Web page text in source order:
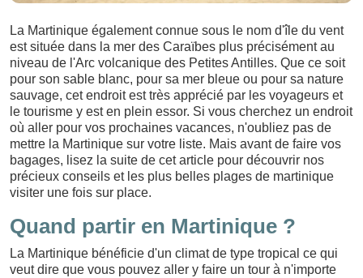
La Martinique également connue sous le nom d'île du vent
est située dans la mer des Caraïbes plus précisément au
niveau de l'Arc volcanique des Petites Antilles. Que ce soit
pour son sable blanc, pour sa mer bleue ou pour sa nature
sauvage, cet endroit est très apprécié par les voyageurs et
le tourisme y est en plein essor. Si vous cherchez un endroit
où aller pour vos prochaines vacances, n'oubliez pas de
mettre la Martinique sur votre liste. Mais avant de faire vos
bagages, lisez la suite de cet article pour découvrir nos
précieux conseils et les plus belles plages de martinique
visiter une fois sur place.
Quand partir en Martinique ?
La Martinique bénéficie d'un climat de type tropical ce qui
veut dire que vous pouvez aller y faire un tour à n'importe